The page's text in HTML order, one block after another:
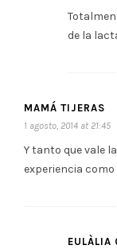
de la
MAMÁ TIJERAS
1 agosto, 2014 at 21:45
Y tanto que vale
experiencia
EULÀLIA